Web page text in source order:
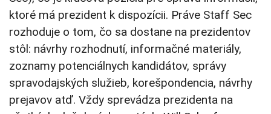
ktoré má prezident k dispozícii. Práve Staff Sec
rozhoduje o tom, čo sa dostane na prezidentov
stôl: návrhy rozhodnutí, informačné materiály,
zoznamy potenciálnych kandidátov, správy
spravodajských služieb, korešpondencia, návrhy
prejavov atď. Vždy sprevádza prezidenta na